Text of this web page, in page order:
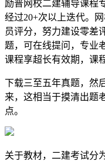
励普网校二建辅导课程
经过20+次以上迭代。
员评分，努力建设零差
题，可在线提问，专业
课程享超长有效期，课
下载三至五年真题，然
来，这相当于摸清出题
点。
关于教材，二建考试分